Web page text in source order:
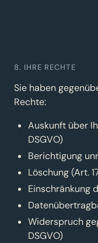
8. IHRE RECHTE
Sie haben
Rechte:
Auskunft über
DSGVO)
Berichtigung
Löschung (Art.
Einschränkung
Widerspruch
DSGVO)